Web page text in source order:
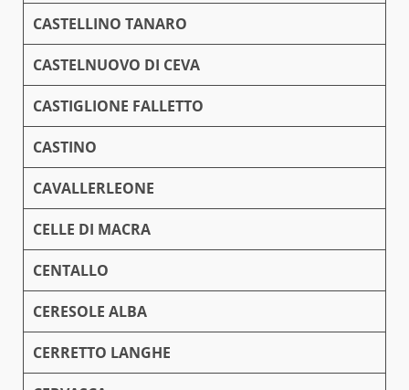
CASTELLINO TANARO
CASTELNUOVO DI CEVA
CASTIGLIONE FALLETTO
CASTINO
CAVALLERLEONE
CELLE DI MACRA
CENTALLO
CERESOLE ALBA
CERRETTO LANGHE